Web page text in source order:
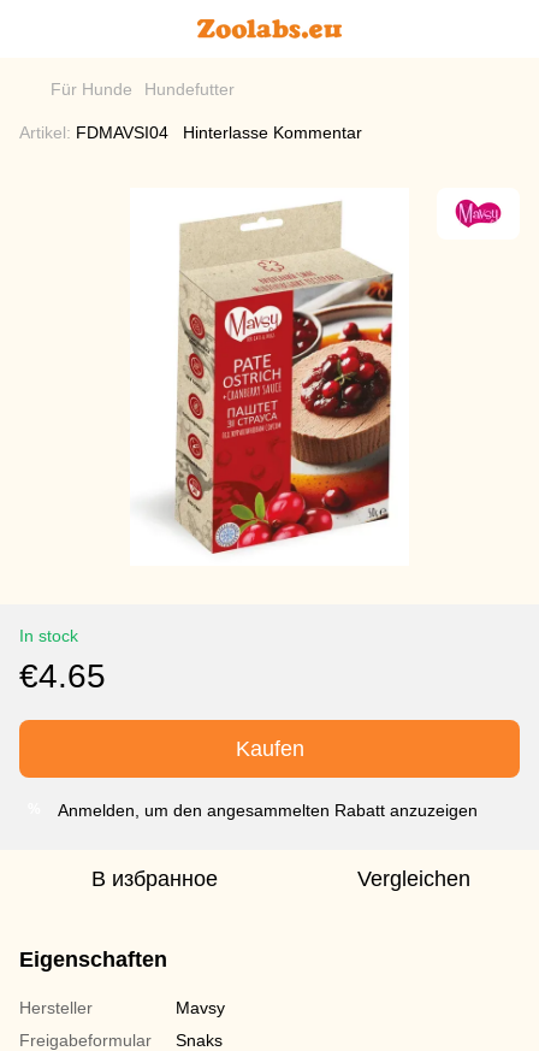
Für Hunde Hundefutter
Artikel: FDMAVSI04 Hinterlasse Kommentar
In stock
€4.65
Kaufen
Anmelden, um den angesammelten Rabatt anzuzeigen
В избранное Vergleichen
Eigenschaften
Hersteller
Mavsy
Freigabeformular
Snaks